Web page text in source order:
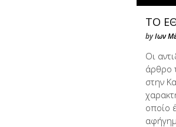
ΤΟ
byΙων
Οι
άρθρο
στην
οποίο